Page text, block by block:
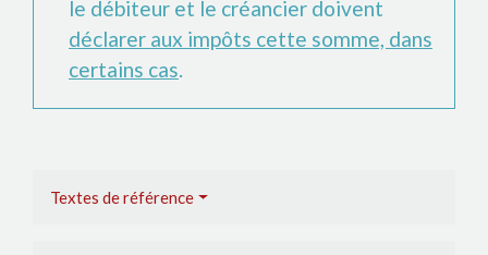
le débiteur et le créancier doivent
déclarer aux impôts cette somme, dans
certains cas.
Textes de référence